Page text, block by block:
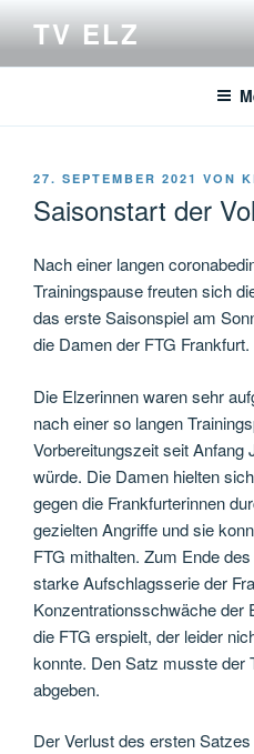
springen
TV ELZ
VERÖFFENTLICHT
27. SEPTEMBER 2021 VON
Saisonstart der
Nach einer langen
Trainingspause freuten sich
das erste Saisonspiel am
die Damen der FTG Frankfurt.
Die Elzerinnen waren sehr
nach einer so langen
Vorbereitungszeit seit Anfang
würde. Die Damen hielten
gegen die Frankfurterinnen
gezielten Angriffe und sie
FTG mithalten. Zum Ende
starke Aufschlagsserie der
Konzentrationsschwäche der
die FTG erspielt, der leider
konnte. Den Satz musste der
abgeben.
Der Verlust des ersten